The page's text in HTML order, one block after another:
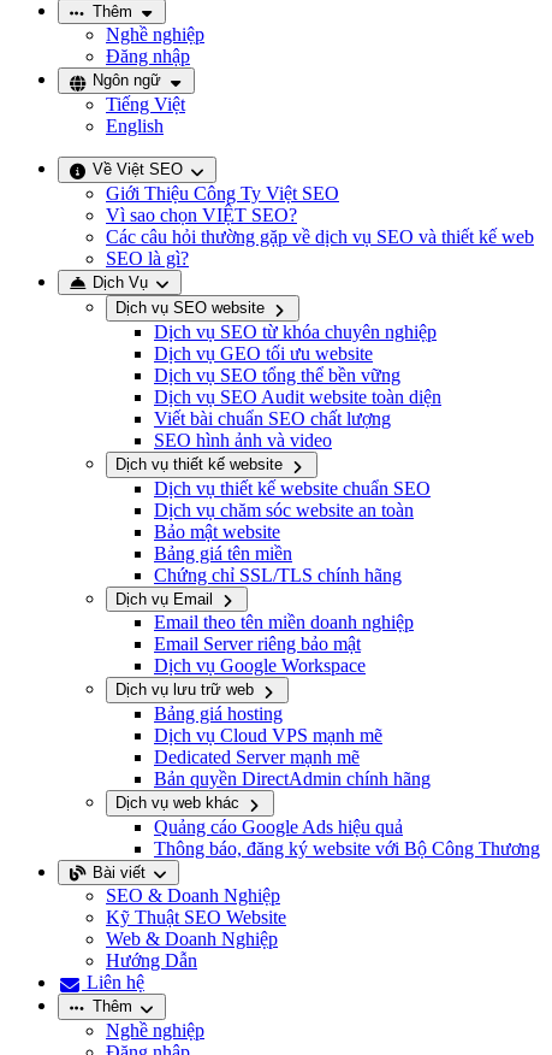
Thêm
Nghề nghiệp
Đăng nhập
Ngôn ngữ
Tiếng Việt
English
Về Việt SEO
Giới Thiệu Công Ty Việt SEO
Vì sao chọn VIỆT SEO?
Các câu hỏi thường gặp về dịch vụ SEO và thiết kế web
SEO là gì?
Dịch Vụ
Dịch vụ SEO website
Dịch vụ SEO từ khóa chuyên nghiệp
Dịch vụ GEO tối ưu website
Dịch vụ SEO tổng thể bền vững
Dịch vụ SEO Audit website toàn diện
Viết bài chuẩn SEO chất lượng
SEO hình ảnh và video
Dịch vụ thiết kế website
Dịch vụ thiết kế website chuẩn SEO
Dịch vụ chăm sóc website an toàn
Bảo mật website
Bảng giá tên miền
Chứng chỉ SSL/TLS chính hãng
Dịch vụ Email
Email theo tên miền doanh nghiệp
Email Server riêng bảo mật
Dịch vụ Google Workspace
Dịch vụ lưu trữ web
Bảng giá hosting
Dịch vụ Cloud VPS mạnh mẽ
Dedicated Server mạnh mẽ
Bản quyền DirectAdmin chính hãng
Dịch vụ web khác
Quảng cáo Google Ads hiệu quả
Thông báo, đăng ký website với Bộ Công Thương
Bài viết
SEO & Doanh Nghiệp
Kỹ Thuật SEO Website
Web & Doanh Nghiệp
Hướng Dẫn
Liên hệ
Thêm
Nghề nghiệp